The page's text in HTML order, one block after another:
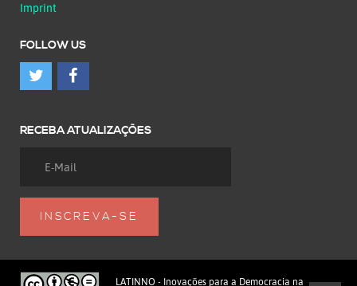
Imprint
FOLLOW US
RECEBA ATUALIZAÇÕES
LATINNO - Inovações para a Democracia na